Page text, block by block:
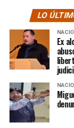
sino que se
cómputo dado
$3.689.545.200.
Según Camila
millones sería
asociados al
millonessolo
otros gastos
tratamiento
«,
LO
Ex